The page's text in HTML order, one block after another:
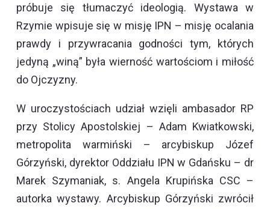
próbuje się tłumaczyć ideologią. Wystawa w
Rzymie wpisuje się w misję IPN – misję ocalania
prawdy i przywracania godności tym, których
jedyną „winą” była wierność wartościom i miłość
do Ojczyzny.
W uroczystościach udział wzięli ambasador RP
przy Stolicy Apostolskiej – Adam Kwiatkowski,
metropolita warmiński – arcybiskup Józef
Górzyński, dyrektor Oddziału IPN w Gdańsku – dr
Marek Szymaniak, s. Angela Krupińska CSC –
autorka wystawy. Arcybiskup Górzyński zwrócił